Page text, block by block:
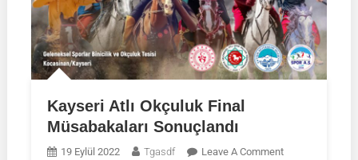
Kayseri Atlı Okçuluk Final
Müsabakaları Sonuçlandı
19 Eylül 2022 Tgasdf Leave A CommentOn